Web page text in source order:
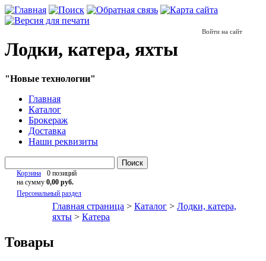
Войти на сайт
Лодки, катера, яхты
"Новые технологии"
Главная
Каталог
Брокераж
Доставка
Наши реквизиты
Поиск
Корзина
0 позиций
на сумму 0,00 руб.
Персональный раздел
Главная страница > Каталог > Лодки, катера,
яхты > Катера
Товары